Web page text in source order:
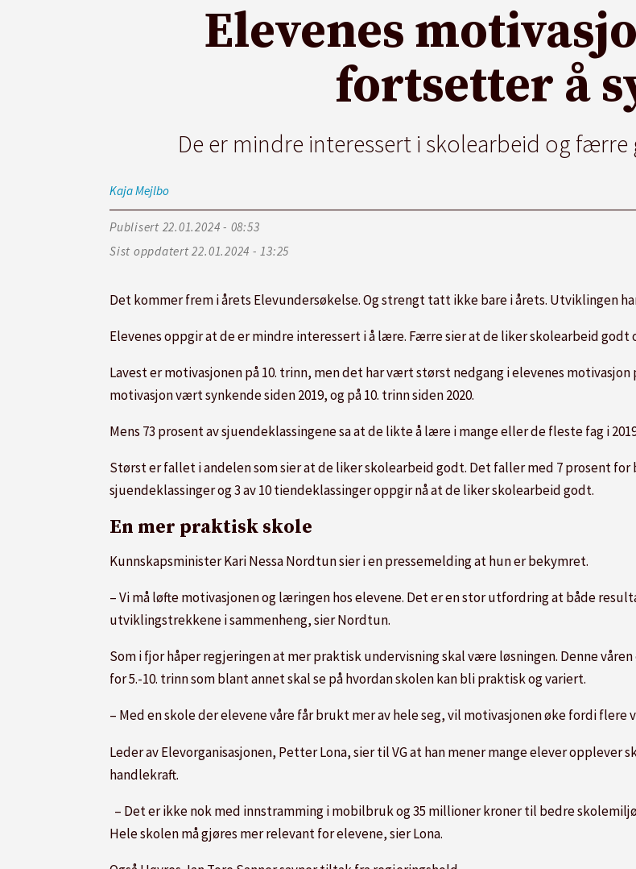
Elevenes
fortsetter å
De er mindre interessert i skolearbeid og færre
KajaMejlbo
Publisert
22.01.2024 - 08:53
Sist oppdatert
22.01.2024 - 13:25
Det kommer frem i årets Elevundersøkelse. Og strengt tatt ikke bare i årets. Utviklingen
Elevenes oppgir at de er mindre interessert i å lære. Færre sier at de liker skolearbeid godt
Lavest er motivasjonen på 10. trinn, men det har vært størst nedgang i elevenes motivasjon
motivasjon vært synkende siden 2019, og på 10. trinn siden 2020.
Mens 73 prosent av sjuendeklassingene sa at de likte å lære i mange eller de fleste fag i
Størst er fallet i andelen som sier at de liker skolearbeid godt. Det faller med 7 prosent for
sjuendeklassinger og 3 av 10 tiendeklassinger oppgir nå at de liker skolearbeid godt.
En mer praktisk skole
Kunnskapsminister Kari Nessa Nordtun sier i en pressemelding at hun er bekymret.
– Vi må løfte motivasjonen og læringen hos elevene. Det er en stor utfordring at både
utviklingstrekkene i sammenheng, sier Nordtun.
Som i fjor håper regjeringen at mer praktisk undervisning skal være løsningen. Denne
for 5.-10. trinn som blant annet skal se på hvordan skolen kan bli praktisk og variert.
– Med en skole der elevene våre får brukt mer av hele seg, vil motivasjonen øke fordi
Leder av Elevorganisasjonen, Petter Lona, sier til VG at han mener mange elever
handlekraft.
– Det er ikke nok med innstramming i mobilbruk og 35 millioner kroner til bedre
Hele skolen må gjøres mer relevant for elevene, sier Lona.